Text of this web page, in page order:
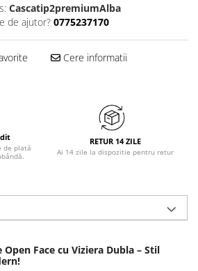
Cascatip2premiumAlba
de ajutor? 0775237170
Cere informatii
de plată
RETUR 14 ZILE
Ai 14 zile la dispozitie pentru retur
Face cu Viziera Dubla – Stil